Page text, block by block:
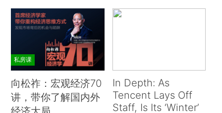
私房课
向松祚：宏观经济70
讲，带你了解国内外
In Depth: As
Tencent Lays Off
Staff, Is Its ‘Winter’